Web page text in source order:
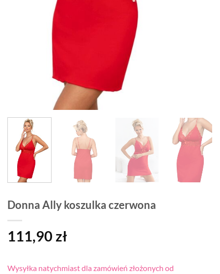
Donna Ally koszulka czerwona
111,90 zł
Wysyłka natychmiast dla zamówień złożonych od